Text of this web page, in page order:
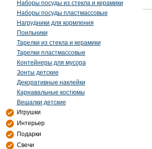
Наборы посуды из стекла и керамики
Наборы посуды пластмассовые
Нагрудники для кормления
Поильники
Тарелки из стекла и керамики
Тарелки пластмассовые
Контейнеры для мусора
Зонты детские
Декоративные наклейки
Карнавальные костюмы
Вешалки детские
Игрушки
Интерьер
Подарки
Свечи